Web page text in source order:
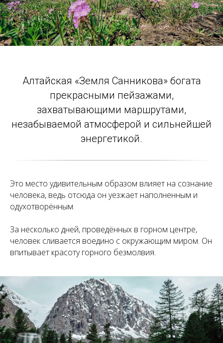
Алтайская «Земля Санникова» богата
прекрасными пейзажами,
захватывающими маршрутами,
незабываемой атмосферой и сильнейшей
энергетикой.
Это место удивительным образом влияет на сознание
человека, ведь отсюда он уезжает наполненным и
одухотворённым.
За несколько дней, проведённых в горном центре,
человек сливается воедино с окружающим миром. Он
впитывает красоту горного безмолвия.